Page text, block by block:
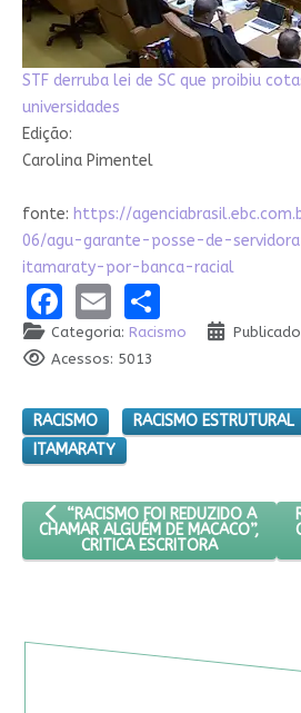
STF derruba lei de SC que proibiu
universidades
Edição:
Carolina Pimentel
fonte: https://
06/agu-garante-posse-de-
itamaraty-por-banca-racial
Facebook
EmailShare
Categoria: Racismo
Acessos: 5013
RACISMO RACISMO ESTRUTURAL
ITAMARATY
ARTIGO ANTERIOR: “RACISMO FOI
“RACISMO FOI REDUZIDO A
CHAMAR ALGUÉM DE MACACO”,
CRITICA ESCRITORA